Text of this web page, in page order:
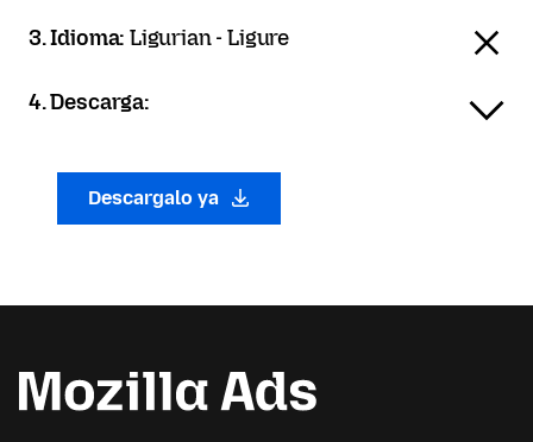
3. Idioma:Ligurian - Ligure
4. Descarga:
Descargalo ya